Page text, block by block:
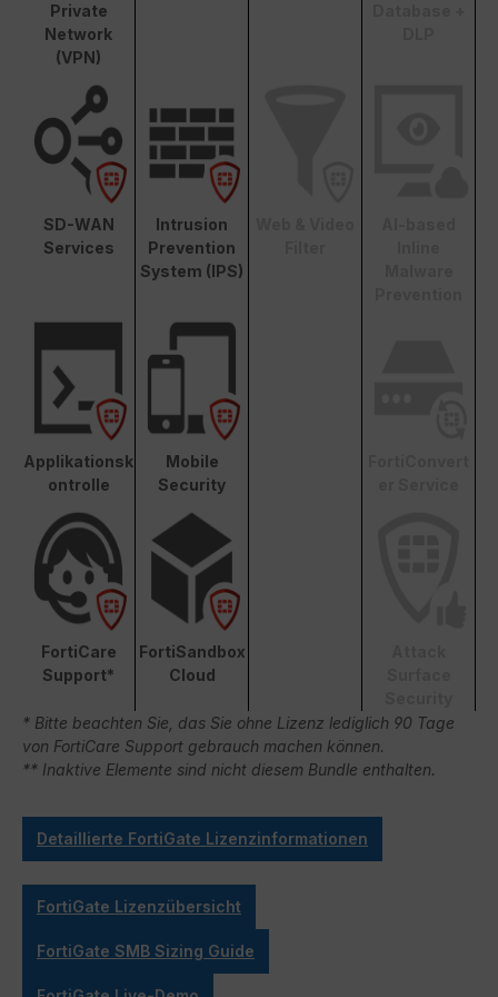
Private
Network
(VPN)
SD-WAN
Services
Intrusion
Prevention
System (IPS)
Applikationsk
ontrolle
Mobile
Security
FortiCare
Support*
FortiSandbox
Cloud
* Bitte beachten Sie, das Sie ohne Lizenz lediglich 90 Tage
von FortiCare Support gebrauch machen können.
** Inaktive Elemente sind nicht diesem Bundle enthalten.
Detaillierte FortiGate Lizenzinformationen
FortiGate Lizenzübersicht
FortiGate SMB Sizing Guide